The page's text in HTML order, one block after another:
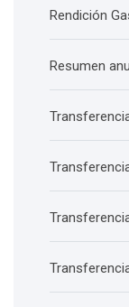
Rendición
Resumen